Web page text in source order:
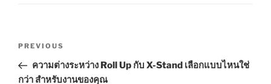
s
P
r
e
PREVIOUS
ความต่างระหว่าง Roll Up กับ X-Stand เลือกแบบไหนใช่
กว่า สำหรับงานของคุณ